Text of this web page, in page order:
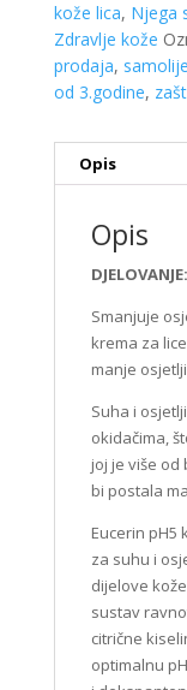
kože lica, Njega
Zdravlje kože
prodaja,
od 3.godine,
Opis
Opis
DJELOVANJE:
Smanjuje
krema za
manje
Suha i
okidačima,
joj je više
bi postala
Eucerin
za suhu i
dijelove
sustav
citrične
optimalnu